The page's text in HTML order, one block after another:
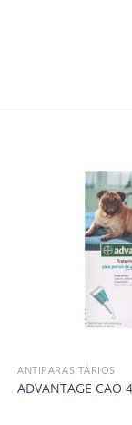
ANTIPARASITÁRIOS
ADVANTAGE CAO